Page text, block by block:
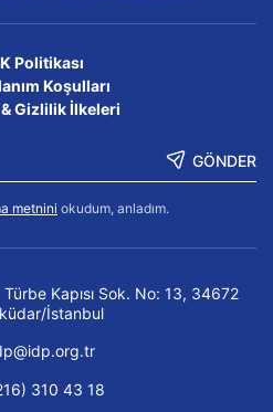
Politikası
Koşulları
Gizlilik İlkeleri
GÖNDER
metnini okudum, anladım.
Kapısı Sok. No: 13, 34672
İstanbul
310 43 18